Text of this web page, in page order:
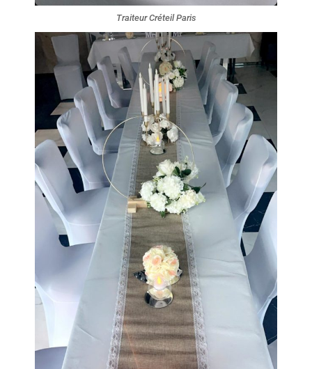
Traiteur Créteil Paris